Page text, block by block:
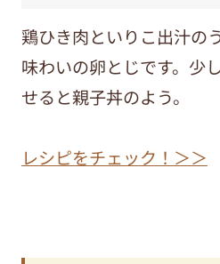
鶏ひき肉といりこ出汁の
味わいの卵とじです。少
せると親子丼のよう。
レシピをチェック！＞＞